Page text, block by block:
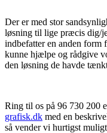
Der er med stor
løsning til lige præcis dig/
indbefatter en anden
kunne hjælpe og rådgive
den løsning de havde
Ring til os på 96 730 200
grafisk.dk med en
så vender vi hurtigst